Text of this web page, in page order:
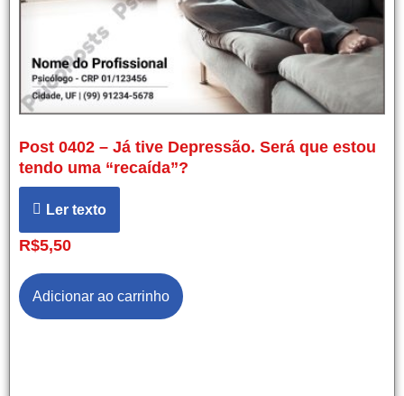
Post 0402 – Já tive Depressão. Será que estou
tendo uma “recaída”?
Ler texto
R$5,50
Adicionar ao carrinho